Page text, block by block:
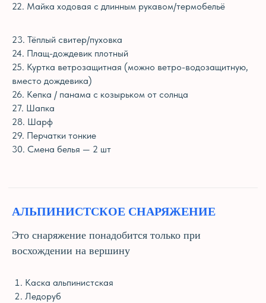
22. Майка ходовая с длинным рукавом/термобельё
23. Тёплый свитер/пуховка
24. Плащ-дождевик плотный
25. Куртка ветрозащитная (можно ветро-водозащитную,
вместо дождевика)
26. Кепка / панама с козырьком от солнца
27. Шапка
28. Шарф
29. Перчатки тонкие
30. Смена белья — 2 шт
АЛЬПИНИСТСКОЕ СНАРЯЖЕНИЕ
Это снаряжение понадобится только при
восхождении на вершину
Каска альпинистская
Ледоруб